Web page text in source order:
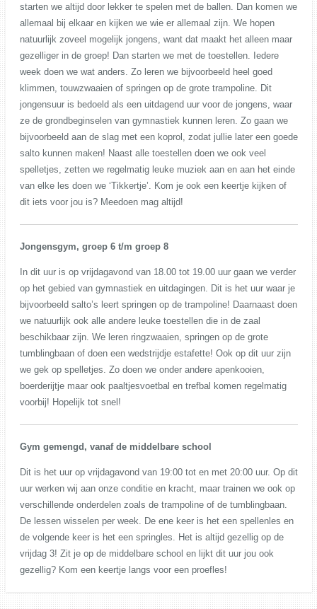
starten we altijd door lekker te spelen met de ballen. Dan komen we
allemaal bij elkaar en kijken we wie er allemaal zijn. We hopen
natuurlijk zoveel mogelijk jongens, want dat maakt het alleen maar
gezelliger in de groep! Dan starten we met de toestellen. Iedere
week doen we wat anders. Zo leren we bijvoorbeeld heel goed
klimmen, touwzwaaien of springen op de grote trampoline. Dit
jongensuur is bedoeld als een uitdagend uur voor de jongens, waar
ze de grondbeginselen van gymnastiek kunnen leren. Zo gaan we
bijvoorbeeld aan de slag met een koprol, zodat jullie later een goede
salto kunnen maken! Naast alle toestellen doen we ook veel
spelletjes, zetten we regelmatig leuke muziek aan en aan het einde
van elke les doen we ‘Tikkertje’. Kom je ook een keertje kijken of
dit iets voor jou is? Meedoen mag altijd!
Jongensgym, groep 6 t/m groep 8
In dit uur is op vrijdagavond van 18.00 tot 19.00 uur gaan we verder
op het gebied van gymnastiek en uitdagingen. Dit is het uur waar je
bijvoorbeeld salto’s leert springen op de trampoline! Daarnaast doen
we natuurlijk ook alle andere leuke toestellen die in de zaal
beschikbaar zijn. We leren ringzwaaien, springen op de grote
tumblingbaan of doen een wedstrijdje estafette! Ook op dit uur zijn
we gek op spelletjes. Zo doen we onder andere apenkooien,
boerderijtje maar ook paaltjesvoetbal en trefbal komen regelmatig
voorbij! Hopelijk tot snel!
Gym gemengd, vanaf de middelbare school
Dit is het uur op vrijdagavond van 19:00 tot en met 20:00 uur. Op dit
uur werken wij aan onze conditie en kracht, maar trainen we ook op
verschillende onderdelen zoals de trampoline of de tumblingbaan.
De lessen wisselen per week. De ene keer is het een spellenles en
de volgende keer is het een springles. Het is altijd gezellig op de
vrijdag 3! Zit je op de middelbare school en lijkt dit uur jou ook
gezellig? Kom een keertje langs voor een proefles!